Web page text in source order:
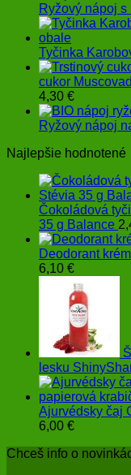
Ryžový nápoj
Tyčinka
cukor
4,30 €Price
range:
2,25 €
4,30 €
Ryžový nápoj
Najlepšie hodnotené
Čokoládová
35 g Balance
Deodorant
6,10 €
lesku
Ajurvédsky čaj
6,00 €
Chceš info o